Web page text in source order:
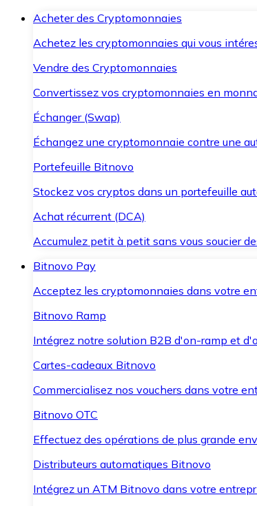
Acheter des Cryptomonnaies
Achetez les cryptomonnaies qui vous
Vendre des Cryptomonnaies
Convertissez vos cryptomonnaies en
Échanger (Swap)
Échangez une cryptomonnaie contre une
Portefeuille Bitnovo
Stockez vos cryptos dans un portefeuille
Achat récurrent (DCA)
Accumulez petit à petit sans vous soucier
Bitnovo Pay
Acceptez les cryptomonnaies dans votre
Bitnovo Ramp
Intégrez notre solution B2B d'on-ramp et
Cartes-cadeaux Bitnovo
Commercialisez nos vouchers dans votre
Bitnovo OTC
Effectuez des opérations de plus grande
Distributeurs automatiques Bitnovo
Intégrez un ATM Bitnovo dans votre